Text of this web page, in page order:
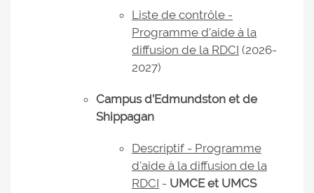
Liste de contrôle -
Programme d'aide à la
diffusion de la RDCI (2026-
2027)
Campus d’Edmundston et de
Shippagan
Descriptif - Programme
d'aide à la diffusion de la
RDCI - UMCE et UMCS